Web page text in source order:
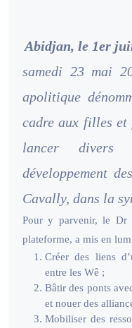
Abidjan, le 1er
samedi 23 mai
apolitique
cadre aux filles
lancer divers
développement
Cavally, dans la
Pour y parvenir, le Dr
plateforme, a mis en
Créer des liens
entre les Wê ;
Bâtir des ponts
et nouer des
Mobiliser des